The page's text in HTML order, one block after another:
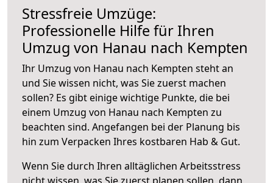
Stressfreie Umzüge:
Professionelle Hilfe für Ihren
Umzug von Hanau nach Kempten
Ihr Umzug von Hanau nach Kempten steht an
und Sie wissen nicht, was Sie zuerst machen
sollen? Es gibt einige wichtige Punkte, die bei
einem Umzug von Hanau nach Kempten zu
beachten sind. Angefangen bei der Planung bis
hin zum Verpacken Ihres kostbaren Hab & Gut.
Wenn Sie durch Ihren alltäglichen Arbeitsstress